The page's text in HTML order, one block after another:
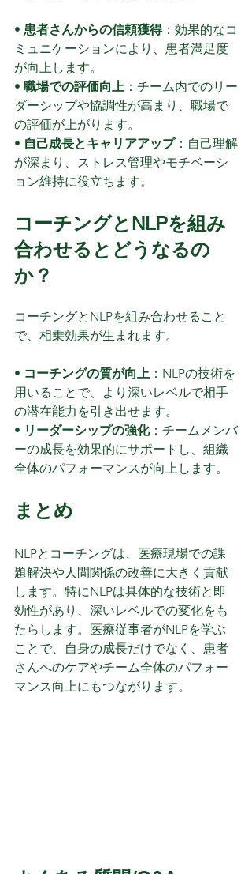
• 患者さんからの信頼獲得：効果的なコ
ミュニケーションにより、患者満足度
が向上します。
• 職場での評価向上 ：チーム内でのリー
ダーシップや協調性が高まり、職場で
の評価が上がります。
• 自己成長とキャリアアップ：自己理解
が深まり、ストレス管理やモチベーシ
ョン維持に役立ちます。
コーチングとNLPを組み
合わせるとどうなるの
か？
コーチングとNLPを組み合わせること
で、相乗効果が生まれます。
• コーチングの質が向上 ：NLPの技術を
用いることで、より深いレベルで相手
の潜在能力を引き出せます。
• リーダーシップの強化：チームメンバ
ーの成長を効果的にサポートし、組織
全体のパフォーマンスが向上します。
まとめ
NLPとコーチングは、医療現場での課
題解決や人間関係の改善に大きく貢献
します。特にNLPは具体的な技術と即
効性があり、深いレベルでの変化をも
たらします。医療従事者がNLPを学ぶ
ことで、自身の成長だけでなく、患者
さんへのケアやチーム全体のパフォー
マンス向上にもつながります。